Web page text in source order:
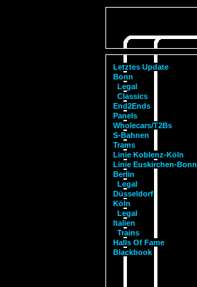
Letztes Update
Bonn
Legal
Classics
End2Ends
Panels
Wholecars/T2Bs
S-Bahnen
Trams
Linie Koblenz-Köln
Linie Euskirchen-Bonn
Berlin
Legal
Düsseldorf
Köln
Legal
Italien
Trains
Halls Of Fame
Blackbook